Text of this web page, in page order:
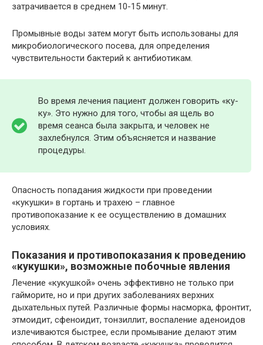
затрачивается в среднем 10-15 минут.
Промывные воды затем могут быть использованы для
микробиологического посева, для определения
чувствительности бактерий к антибиотикам.
Во время лечения пациент должен говорить «ку-
ку». Это нужно для того, чтобы ая щель во
время сеанса была закрыта, и человек не
захлебнулся. Этим объясняется и название
процедуры.
Опасность попадания жидкости при проведении
«кукушки» в гортань и трахею – главное
противопоказание к ее осуществлению в домашних
условиях.
Показания и противопоказания к проведению
«кукушки», возможные побочные явления
Лечение «кукушкой» очень эффективно не только при
гайморите, но и при других заболеваниях верхних
дыхательных путей. Различные формы насморка, фронтит,
этмоидит, сфеноидит, тонзиллит, воспаление аденоидов
излечиваются быстрее, если промывание делают этим